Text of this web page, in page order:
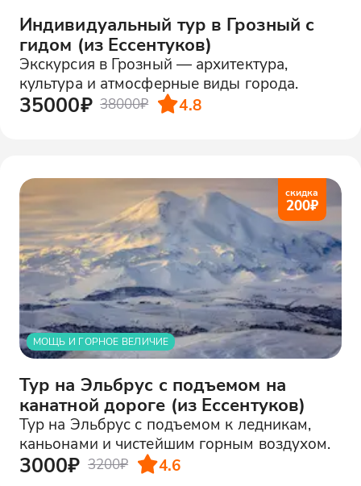
Индивидуальный тур в Грозный с
гидом (из Ессентуков)
Экскурсия в Грозный — архитектура,
культура и атмосферные виды города.
35000₽ 38000₽ 4.8
скидка
200₽
МОЩЬ И ГОРНОЕ ВЕЛИЧИЕ
Тур на Эльбрус с подъемом на
канатной дороге (из Ессентуков)
Тур на Эльбрус с подъемом к ледникам,
каньонами и чистейшим горным воздухом.
3000₽ 3200₽ 4.6